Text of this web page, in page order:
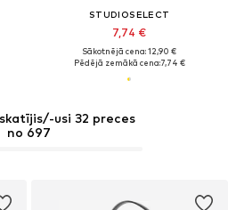
usi 32 preces
no 697
STUDIOSELECT
7,74 €
Sākotnējā cena: 12,90 €
Pēdējā zemākā cena:7,74 €